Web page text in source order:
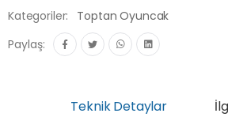
Kategoriler:
Toptan Oyuncak
Paylaş:
Teknik Detaylar